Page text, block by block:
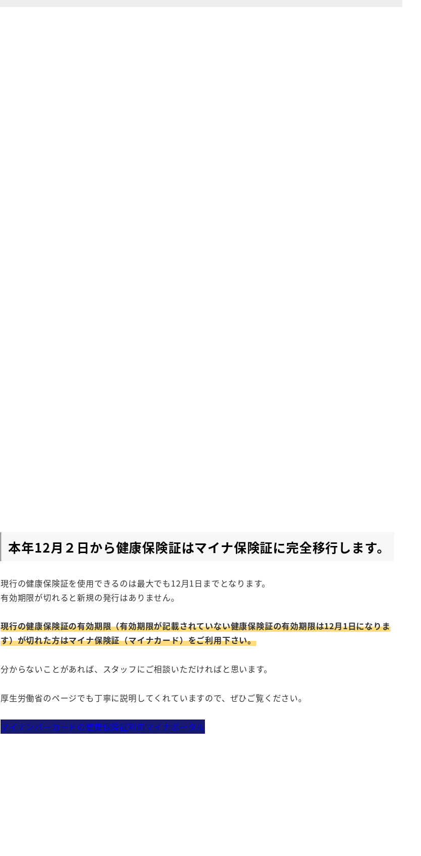
本年12月２日から健康保険証はマイナ保険証に完全移行します。
現行の健康保険証を使用できるのは最大でも12月1日までとなります。
有効期限が切れると新規の発行はありません。
現行の健康保険証の有効期限（有効期限が記載されていない健康保険証の有効期限は12月1日になりま
す）が切れた方はマイナ保険証（マイナカード）をご利用下さい。
分からないことがあれば、スタッフにご相談いただければと思います。
厚生労働省のページでも丁寧に説明してくれていますので、ぜひご覧ください。
マイナンバーカードの健康保険証利用マイナポータル